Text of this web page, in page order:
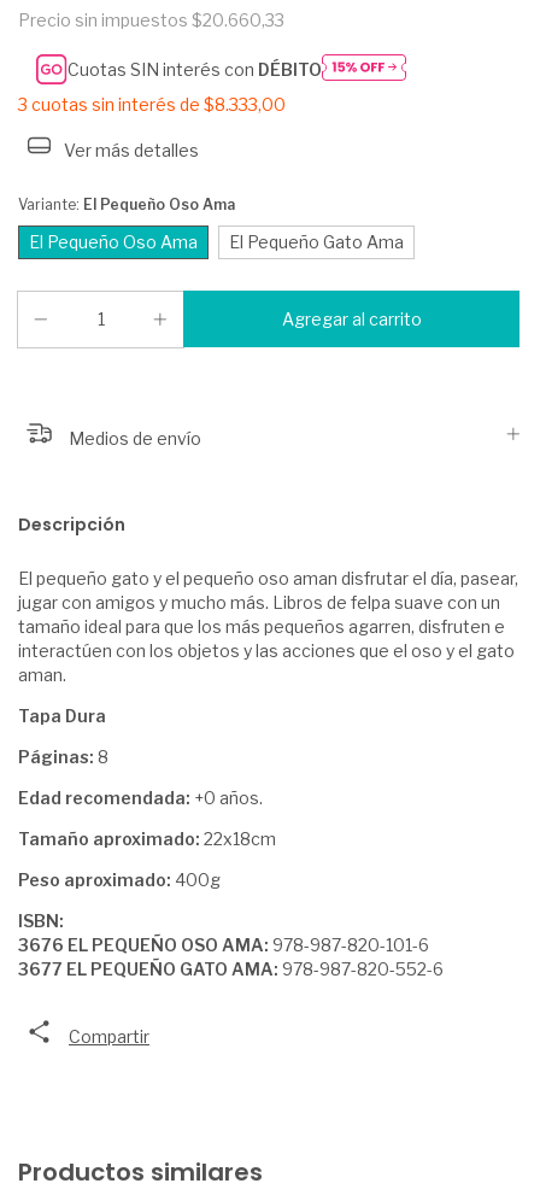
Precio sin impuestos $20.660,33
Cuotas SIN interés con DÉBITO
3 cuotas sin interés de $8.333,00
Ver más detalles
Variante: El Pequeño Oso Ama
El Pequeño Oso Ama El Pequeño Gato Ama
Medios de envío
Descripción
El pequeño gato y el pequeño oso aman disfrutar el día, pasear,
jugar con amigos y mucho más. Libros de felpa suave con un
tamaño ideal para que los más pequeños agarren, disfruten e
interactúen con los objetos y las acciones que el oso y el gato
aman.
Tapa Dura
Páginas: 8
Edad recomendada: +0 años.
Tamaño aproximado: 22x18cm
Peso aproximado: 400g
ISBN:
3676 EL PEQUEÑO OSO AMA: 978-987-820-101-6
3677 EL PEQUEÑO GATO AMA: 978-987-820-552-6
Compartir
Productos similares